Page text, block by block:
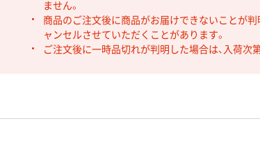
ません。
商品のご注文後に商品がお届けできないことが判
ャンセルさせていただくことがあります。
ご注文後に一時品切れが判明した場合は、入荷次